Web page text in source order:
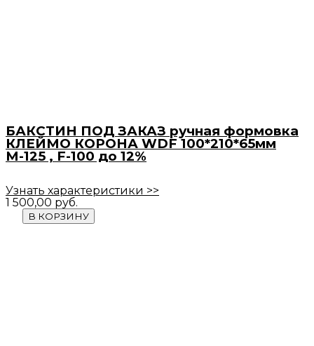
БАКСТИН ПОД ЗАКАЗ ручная формовка
КЛЕЙМО КОРОНА WDF 100*210*65мм
М-125 , F-100 до 12%
Узнать характеристики >>
1 500,00 руб.
В КОРЗИНУ